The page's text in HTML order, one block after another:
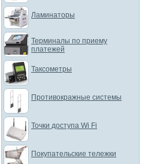
Ламинаторы
Терминалы по приему
платежей
Таксометры
Противокражные системы
Точки доступа Wi Fi
Покупательские тележки